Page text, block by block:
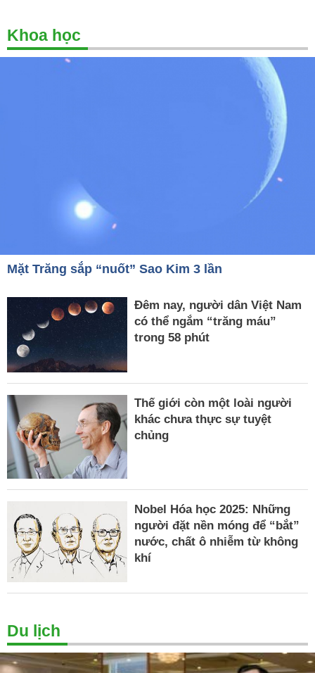
Khoa học
Mặt Trăng sắp “nuốt” Sao Kim 3 lần
Đêm nay, người dân Việt Nam
có thể ngắm “trăng máu”
trong 58 phút
Thế giới còn một loài người
khác chưa thực sự tuyệt
chủng
Nobel Hóa học 2025: Những
người đặt nền móng để “bắt”
nước, chất ô nhiễm từ không
khí
Du lịch